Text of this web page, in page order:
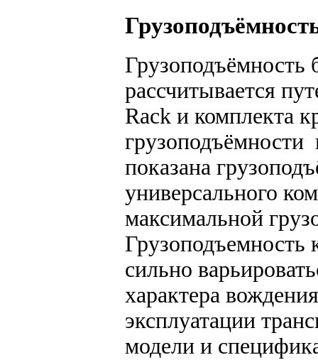
рассчитывается
Rack и комплекта
показана
универсального
максимальной
Грузоподъемность
сильно
характера
эксплуатации
модели и